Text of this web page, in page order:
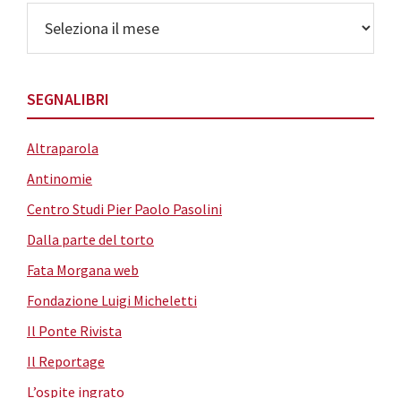
SEGNALIBRI
Altraparola
Antinomie
Centro Studi Pier Paolo Pasolini
Dalla parte del torto
Fata Morgana web
Fondazione Luigi Micheletti
Il Ponte Rivista
Il Reportage
L’ospite ingrato